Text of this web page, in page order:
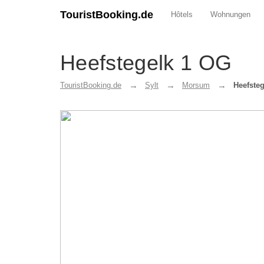
TouristBooking.de Hôtels Wohnungen
Heefstegelk 1 OG
TouristBooking.de Sylt Morsum